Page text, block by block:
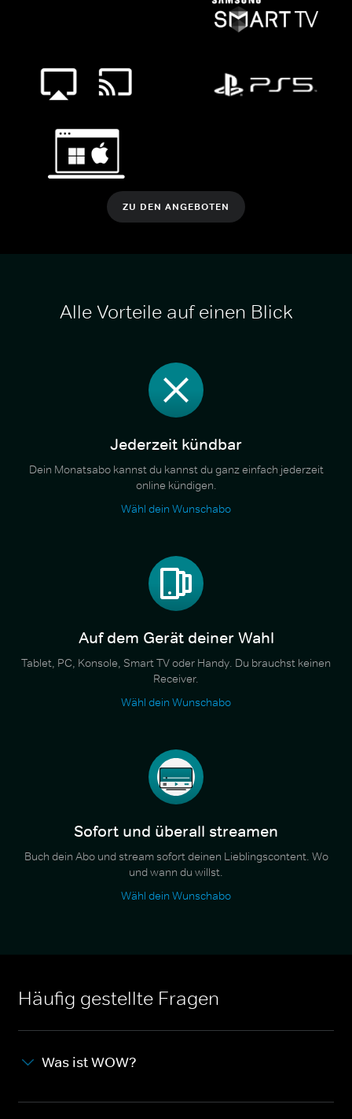
ZU DEN ANGEBOTEN
Alle Vorteile auf einen Blick
Jederzeit kündbar
Dein Monatsabo kannst du kannst du ganz einfach jederzeit
online kündigen.
Wähl dein Wunschabo
Auf dem Gerät deiner Wahl
Tablet, PC, Konsole, Smart TV oder Handy. Du brauchst keinen
Receiver.
Wähl dein Wunschabo
Sofort und überall streamen
Buch dein Abo und stream sofort deinen Lieblingscontent. Wo
und wann du willst.
Wähl dein Wunschabo
Häufig gestellte Fragen
Was ist WOW?